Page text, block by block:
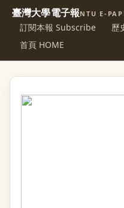
臺灣大學電子報NTU E-
訂閱本報 Subscribe
歷
首頁 HOME